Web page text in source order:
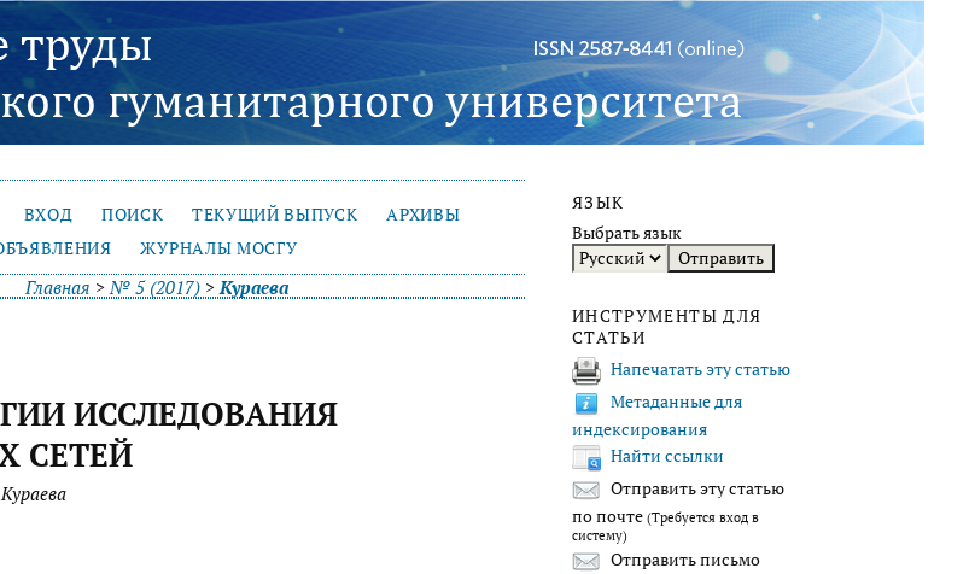
ЯЗЫК
Выбрать язык
ИНСТРУМЕНТЫ ДЛЯ
СТАТЬИ
Напечатать эту статью
Метаданные для
индексирования
Найти ссылки
Отправить эту статью
по почте (Требуется вход в
систему)
Отправить письмо
ВХОД ПОИСК ТЕКУЩИЙ ВЫПУСК
АРХИВЫ
ЖУРНАЛЫ МОСГУ
Главная >№ 5 (2017)>Кураева
ИССЛЕДОВАНИЯ
СЕТЕЙ